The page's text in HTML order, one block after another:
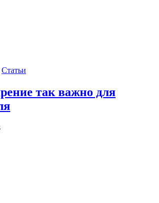
Статьи
так важно для